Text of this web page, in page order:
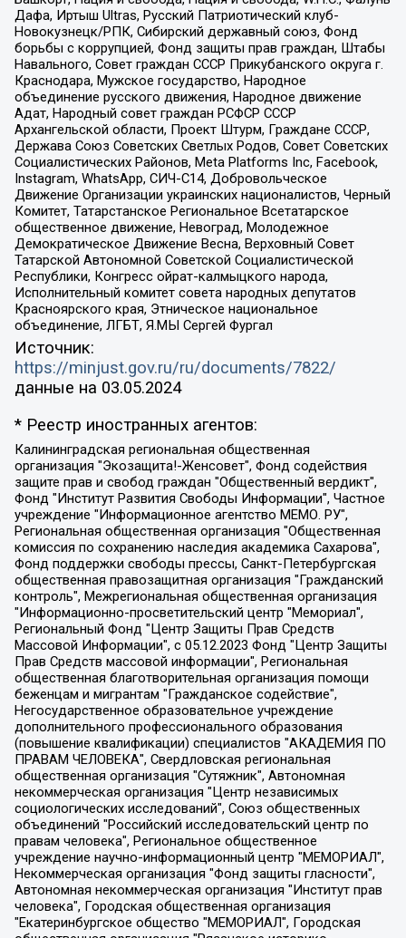
Дафа, Иртыш Ultras, Русский Патриотический клуб-
Новокузнецк/РПК, Сибирский державный союз, Фонд
борьбы с коррупцией, Фонд защиты прав граждан, Штабы
Навального, Совет граждан СССР Прикубанского округа г.
Краснодара, Мужское государство, Народное
объединение русского движения, Народное движение
Адат, Народный совет граждан РСФСР СССР
Архангельской области, Проект Штурм, Граждане СССР,
Держава Союз Советских Светлых Родов, Совет Советских
Социалистических Районов, Meta Platforms Inc, Facebook,
Instagram, WhatsApp, СИЧ-С14, Добровольческое
Движение Организации украинских националистов, Черный
Комитет, Татарстанское Региональное Всетатарское
общественное движение, Невоград, Молодежное
Демократическое Движение Весна, Верховный Совет
Татарской Автономной Советской Социалистической
Республики, Конгресс ойрат-калмыцкого народа,
Исполнительный комитет совета народных депутатов
Красноярского края, Этническое национальное
объединение, ЛГБТ, Я.МЫ Сергей Фургал
Источник:
https://minjust.gov.ru/ru/documents/7822/
данные на 03.05.2024
* Реестр иностранных агентов:
Калининградская региональная общественная организация "Экозащита!-Женсовет", Фонд содействия защите прав и свобод граждан "Общественный вердикт", Фонд "Институт Развития Свободы Информации", Частное учреждение "Информационное агентство МЕМО. РУ", Региональная общественная организация "Общественная комиссия по сохранению наследия академика Сахарова", Фонд поддержки свободы прессы, Санкт-Петербургская общественная правозащитная организация "Гражданский контроль", Межрегиональная общественная организация "Информационно-просветительский центр "Мемориал", Региональный Фонд "Центр Защиты Прав Средств Массовой Информации", с 05.12.2023 Фонд "Центр Защиты Прав Средств массовой информации", Региональная общественная благотворительная организация помощи беженцам и мигрантам "Гражданское содействие", Негосударственное образовательное учреждение дополнительного профессионального образования (повышение квалификации) специалистов "АКАДЕМИЯ ПО ПРАВАМ ЧЕЛОВЕКА", Свердловская региональная общественная организация "Сутяжник", Автономная некоммерческая организация "Центр независимых социологических исследований", Союз общественных объединений "Российский исследовательский центр по правам человека", Региональное общественное учреждение научно-информационный центр "МЕМОРИАЛ", Некоммерческая организация "Фонд защиты гласности", Автономная некоммерческая организация "Институт прав человека", Городская общественная организация "Екатеринбургское общество "МЕМОРИАЛ", Городская общественная организация "Рязанское историко-просветительское и правозащитное общество "Мемориал" (Рязанский Мемориал), Челябинский региональный орган общественной самодеятельности – женское общественное объединение "Женщины Евразии", Челябинский региональный орган общественной самодеятельности "Уральская правозащитная группа", Фонд содействия защите здоровья и социальной справедливости имени Андрея Рылькова, Автономная Некоммерческая Организация "Аналитический Центр Юрия Левады", Автономная некоммерческая организация социальной поддержки населения "Проект Апрель", Региональная общественная организация помощи женщинам и детям, находящимся в кризисной ситуации "Информационно-методический центр "Анна", Фонд содействия развитию массовых коммуникаций и правовому просвещению "Так-так-Так", Фонд содействия устойчивому развитию "Серебряная тайга", Свердловский региональный общественный фонд социальных проектов "Новое время", "Idel.Реалии", Кавказ.Реалии, Крым.Реалии, Телеканал Настоящее Время, Татаро-башкирская служба Радио Свобода (Azatliq Radiosi), Радио Свободная Европа/Радио Свобода (PCE/PC), "Сибирь.Реалии", "Фактограф", Благотворительный фонд помощи осужденным и их семьям, Автономная некоммерческая организация "Институт глобализации и социальных движений", Фонд "В защиту прав заключенных", Частное учреждение "Центр поддержки и содействия развитию средств массовой информации", Пензенский региональный общественный благотворительный фонд "Гражданский союз", "Север.Реалии", Некоммерческая организация Фонд "Правовая инициатива", Общество с ограниченной ответственностью "Радио Свободная Европа/Радио Свобода", Чешское информационное агентство "MEDIUM-ORIENT", Красноярская региональная общественная организация "Мы против СПИДа", Камалягин Денис Николаевич, Маркелов Сергей Евгеньевич, Пономарев Лев Александрович, Савицкая Людмила Алексеевна, Автономная некоммерческая организация "Центр по работе с проблемой насилия "НАСИЛИЮ.НЕТ", Межрегиональный профессиональный союз работников здравоохранения "Альянс врачей", Юридическое лицо, зарегистрированное в Латвийской Республике, SIA "Medusa Project" (регистрационный номер 40103797863, дата регистрации 10.06.2014), Некоммерческая организация "Фонд по борьбе с коррупцией", Автономная некоммерческая организация "Институт права и публичной политики", Баданин Роман Сергеевич, Гликин Максим Александрович, Железнова Мария Михайловна, Лукьянова Юлия Сергеевна, Маетная Елизавета Витальевна, Маняхин Петр Борисович, Чуракова Ольга Владимировна, Ярош Юлия Петровна, Юридическое лицо "The Insider SIA", зарегистрированное в Риге, Латвийская Республика (дата регистрации 26.06.2015), являющееся администратором доменного имени интернет-издания "The Insider SIA", https://theins.ru, Постернак Алексей Евгеньевич, Рубин Михаил Аркадьевич, Анин Роман Александрович, Юридическое лицо Istories fonds, зарегистрированное в Латвийской Республике (регистрационный номер 50008295751, дата регистрации 24.02.2020), Великовский Дмитрий Александрович, Долинина Ирина Николаевна, Мароховская Алеся Алексеевна, Шлейнов Роман Юрьевич, Шмагун Олеся Валентиновна, Общество с ограниченной ответственностью "Альтаир 2021", Общество с ограниченной ответственностью "Вега 2021", Общество с ограниченной ответственностью "Главный редактор 2021", Общество с ограниченной ответственностью "Ромашки монолит", Важенков Артем Валерьевич, Ивановская областная общественная организация "Центр гендерных исследований", Гурман Юрий Альбертович, Медиапроект "ОВД-Инфо", Егоров Владимир Владимирович, Жилинский Владимир Александрович, Общество с ограниченной ответственностью "ЗП", Иванова София Юрьевна, Карезина Инна Павловна, Кильтау Екатерина Викторовна, Петров Алексей Викторович, Пискунов Сергей Евгеньевич, Смирнов Сергей Сергеевич, Тихонов Михаил Сергеевич, Общество с ограниченной ответственностью "ЖУРНАЛИСТ-ИНОСТРАННЫЙ АГЕНТ", Арапова Галина Юрьевна, Вольтская Татьяна Анатольевна, Американская компания "Mason G.E.S. Anonymous Foundation" (США), являющаяся владельцем интернет-издания https://mnews.world/, Компания "Stichting Bellingcat", зарегистрированная в Нидерландах (дата регистрации 11.07.2018), Захаров Андрей Вячеславович, Клепиковская Екатерина Дмитриевна, Общество с ограниченной ответственностью "МЕМО", Перл Роман Александрович, Симонов Евгений Алексеевич, Соловьева Елена Анатольевна, Сотников Даниил Владимирович, Сурначева Елизавета Дмитриевна, Автономная некоммерческая организация по защите прав человека и информированию населения "Якутия – Наше Мнение", Общество с ограниченной ответственностью "Москоу диджитал медиа", с 26.01.2023 Общество с ограниченной ответственностью "Чайка Белые сады", Ветошкина Валерия Валерьевна, Заговора Максим Александрович, Межрегиональное общественное движение "Российская ЛГБТ - сеть", Оленичев Максим Владимирович, Павлов Иван Юрьевич, Скворцова Елена Сергеевна, Общество с ограниченной ответственностью "Как бы инагент", Кочетков Игорь Викторович, Общество с ограниченной ответственностью "Честные выборы", Еланчик Олег Александрович, Общество с ограниченной ответственностью "Нобелевский призыв", Гималова Регина Эмилевна, Григорьев Андрей Валерьевич, Григорьева Алина Александровна, Ассоциация по содействию защите прав призывников, альтернативнослужащих и военнослужащих "Правозащитная группа "Гражданин.Армия.Право", Хисамова Регина Фаритовна, Автономная некоммерческая организация по реализации социально-правовых программ "Лилит", Дальневосточное общественное движение "Маяк", Санкт-Петербургская ЛГБТ-инициативная группа "Выход", Инициативная группа ЛГБТ+ "Реверс", Алексеев Андрей Викторович, Бекбулатова Таисия Львовна, Беляев Иван Михайлович, Владыкина Елена Сергеевна, Гельман Марат Александрович, Никульшина Вероника Юрьевна, Толоконникова Надежда Андреевна, Шендерович Виктор Анатольевич, Общество с ограниченной ответственностью "Данное сообщение", Общество с ограниченной ответственностью Издательский дом "Новая глава", Айнбиндер Александра Александровна, Московский комьюнити-центр для ЛГБТ+инициатив, Благотворительный фонд развития филантропии, Deutsche Welle (Германия, Kurt-Schumacher-Strasse 3, 53113 Bonn), Борзунова Мария Михайловна, Воробьев Виктор Викторович, Голубева Анна Львовна, Константинова Алла Михайловна, Малкова Ирина Владимировна, Мурадов Мурад Абдулгалимович, Осетинская Елизавета Николаевна, Понасенков Евгений Николаевич, Ганапольский Матвей Юрьевич, Киселев Евгений Алексеевич, Борухович Ирина Григорьевна, Дремин Иван Тимофеевич, Дубровский Дмитрий Викторович, Красноярская региональная общественная организация поддержки и развития альтернативных образовательных технологий и межкультурных коммуникаций "ИНТЕРРА", Маяковская Екатерина Алексеевна, Фейгин Марк Захарович, Филимонов Андрей Викторович, Дзугкоева Регина Николаевна, Доброхотов Роман Александрович, Дудь Юрий Александрович, Елкин Сергей Владимирович, Кругликов Кирилл Игоревич, Сабунаева Мария Леонидовна, Семенов Алексей Владимирович, Шаинян Карен Багратович, Шульман Екатерина Михайловна, Асафьев Артур Валерьевич, Вахштайн Виктор Семенович, Венедиктов Алексей Алексеевич, Лушникова Екатерина Евгеньевна, Волков Леонид Михайлович, Невзоров Александр Глебович, Пархоменко Сергей Борисович, Сироткин Ярослав Николаевич, Кара-Мурза Владимир Владимирович, Баранова Наталья Владимировна, Гозман Леонид Яковлевич, Кагарлицкий Борис Юльевич, Климарев Михаил Валерьевич, Милов Владимир Станиславович, Автономная некоммерческая организация Краснодарский центр современного искусства "Типография", Моргенштерн Алишер Тагирович, Соболь Любовь Эдуардовна, Общество с ограниченной ответственностью "ЛИЗА НОРМ", Каспаров Гарри Кимович, Ходорковский Михаил Борисович, Общество с ограниченной ответственностью "Апрельские тезисы", Данилович Ирина Брониславовна, Кашин Олег Владимирович, Петров Николай Владимирович, Пивоваров Алексей Владимирович, Соколов Михаил Владимирович, Цветкова Юлия Владимировна, Чичваркин Евгений Александрович, Комитет против пыток/Команда против пыток, Общество с ограниченной ответственностью "Первый научный", Общество с ограниченной ответственностью "Вертолет и ко", Белоцерковская Вероника Борисовна, Кац Максим Евгеньевич, Лазарева Татьяна Юрьевна, Шаведдинов Руслан Табризович, Яшин Илья Валерьевич, Общество с ограниченной ответственностью "Иноагент ААВ", Алешковский Дмитрий Петрович, Альбац Евгения Марковна, Быков Дмитрий Львович, Галямина Юлия Евгеньевна, Лойко Сергей Леонидович, Мартынов Кирилл Константинович, Медведев Сергей Александрович, Крашенинников Федор Геннадиевич, Гордеева Катерина Вл